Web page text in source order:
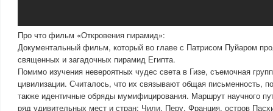
Про что фильм «Откровения пирамид»:
Документальный фильм, который во главе с Патрисом Пуйаром
священных и загадочных пирамид Египта.
Помимо изучения невероятных чудес света в Гизе, съемочная
цивилизации. Считалось, что их связывают общая письменность,
также идентичные обряды мумифицирования. Маршрут научного
ряд удивительных мест и стран: Чили, Перу, Франция, остров